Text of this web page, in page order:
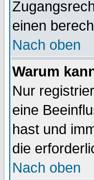
einen
Nach oben
Warum
Nur
eine
hast und
die
Nach oben